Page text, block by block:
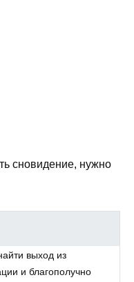
сновидение, нужно
выход из
и благополучно